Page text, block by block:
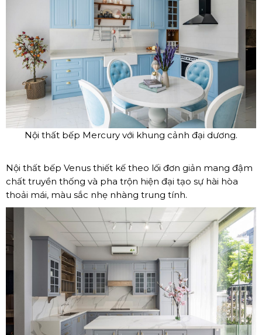
Nội thất bếp Mercury với khung cảnh đại dương.
Nội thất bếp Venus thiết kế theo lối đơn giản mang đậm
chất truyền thống và pha trộn hiện đại tạo sự hài hòa
thoải mái, màu sắc nhẹ nhàng trung tính.